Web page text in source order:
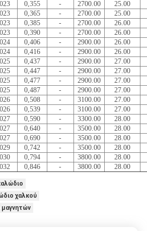
0,355 - 2700.00
25.00
0,365 - 2700.00
25.00
0,385 - 2700.00
26.00
0,390 - 2700.00
26.00
0,406 - 2900.00
26.00
0,416 - 2900.00
26.00
0,437 - 2900.00
27.00
0,447 - 2900.00
27.00
0,477 - 2900.00
27.00
0,487 - 2900.00
27.00
0,508 - 3100.00
27.00
0,539 - 3100.00
27.00
0,590 - 3300.00
28.00
0,640 - 3500.00
28.00
0,690 - 3500.00
28.00
0,742 - 3500.00
28.00
0,794 - 3800.00
28.00
0,846 - 3800.00 28.00
χαλκού